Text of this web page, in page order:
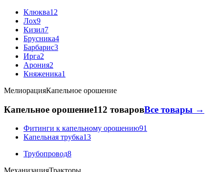
Клюква12
Лох9
Кизил7
Брусника4
Барбарис3
Ирга2
Арония2
Княженика1
МелиорацияКапельное орошение
Капельное орошение112 товаровВсе товары →
Фитинги к капельному орошению91
Капельная трубка13
Трубопровод8